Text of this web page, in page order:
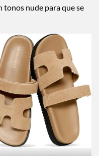
unas buenas
elegante,
Cloud y Tkees
nude para que se